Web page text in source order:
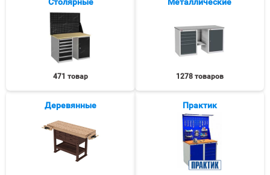
471 товар 1278 товаров
Деревянные Практик